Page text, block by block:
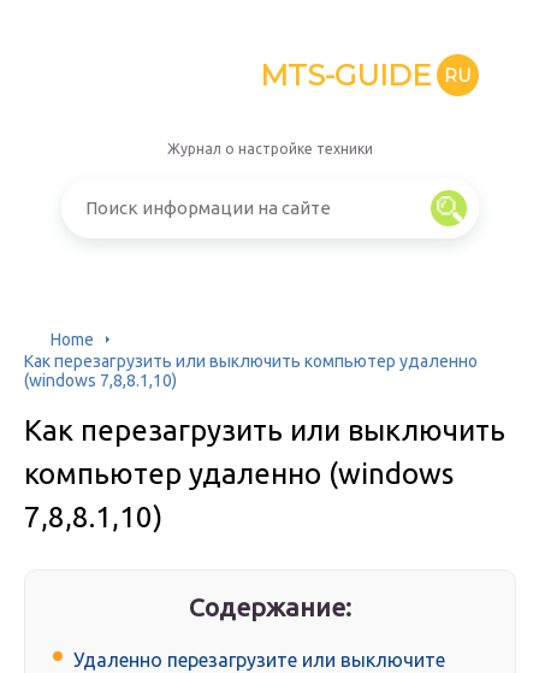
MTS-GUIDE RU
Журнал о настройке техники
Home
Как перезагрузить или выключить компьютер удаленно
(windows 7,8,8.1,10)
Как перезагрузить или выключить
компьютер удаленно (windows
7,8,8.1,10)
Содержание:
Удаленно перезагрузите или выключите